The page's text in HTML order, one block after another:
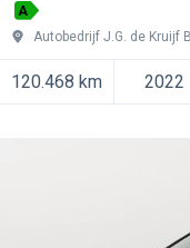
A
Autobedrijf J.G. de Kruijf
120.468 km 2022